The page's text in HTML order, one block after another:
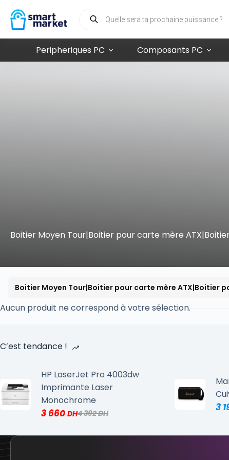
Peripheriques PC Composants PC
Boitier Moyen Tour|Boitier pour carte mère
Boitier Moyen Tour|Boitier pour carte mère ATX|Boitier
Aucun produit ne correspond à votre sélection.
C’est tendance !
HP LaserJet Pro 4003dw
Imprimante Laser
Monochrome
4 392
3 660
3